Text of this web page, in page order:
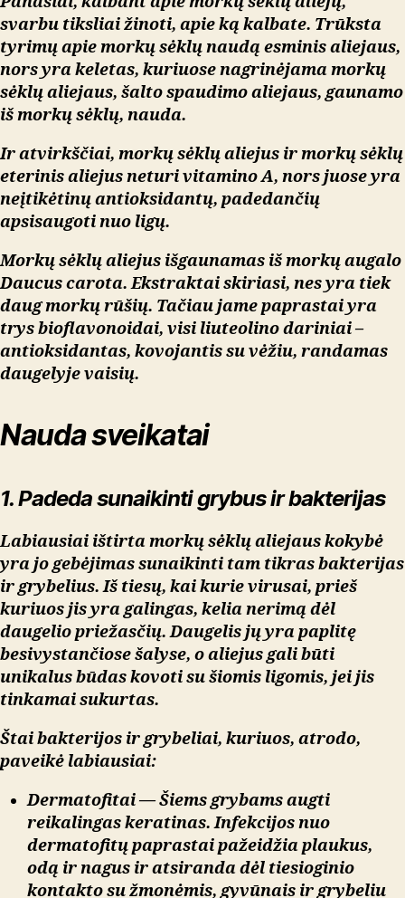
svarbu tiksliai žinoti, apie ką kalbate. Trūksta
tyrimų apie morkų sėklų naudą esminisaliejaus,
nors yra keletas, kuriuose nagrinėjama morkų
sėklų aliejaus, šalto spaudimo aliejaus, gaunamo
iš morkų sėklų, nauda.
Ir atvirkščiai, morkų sėklų aliejus ir morkų sėklų
eterinis aliejus neturi vitamino A, nors juose yra
neįtikėtinų antioksidantų, padedančių
apsisaugoti nuo ligų.
Morkų sėklų aliejus išgaunamas iš morkų augalo
Daucus carota. Ekstraktai skiriasi, nes yra tiek
daug morkų rūšių. Tačiau jame paprastai yra
trys bioflavonoidai, visi liuteolino dariniai –
antioksidantas, kovojantis su vėžiu, randamas
daugelyje vaisių.
Nauda sveikatai
1. Padeda sunaikinti grybus ir bakterijas
Labiausiai ištirta morkų sėklų aliejaus kokybė
yra jo gebėjimas sunaikinti tam tikras bakterijas
ir grybelius. Iš tiesų, kai kurie virusai, prieš
kuriuos jis yra galingas, kelia nerimą dėl
daugelio priežasčių. Daugelis jų yra paplitę
besivystančiose šalyse, o aliejus gali būti
unikalus būdas kovoti su šiomis ligomis, jei jis
tinkamai sukurtas.
Štai bakterijos ir grybeliai, kuriuos, atrodo,
paveikė labiausiai:
Dermatofitai— Šiems grybams augti
reikalingas keratinas. Infekcijos nuo
dermatofitų paprastai pažeidžia plaukus,
odą ir nagus ir atsiranda dėl tiesioginio
kontakto su žmonėmis, gyvūnais ir grybeliu